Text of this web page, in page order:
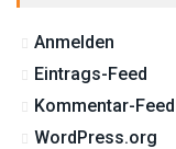
Anmelden
Eintrags-Feed
Kommentar-Feed
WordPress.org